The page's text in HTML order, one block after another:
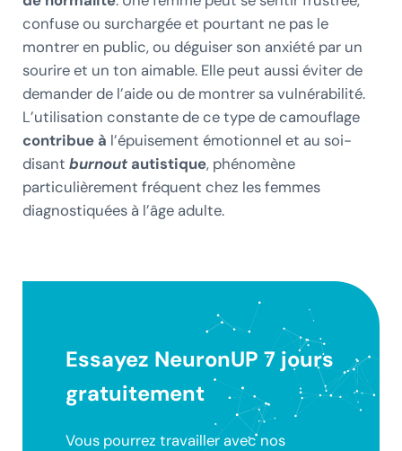
confuse ou surchargée et pourtant ne pas le
montrer en public, ou déguiser son anxiété par un
sourire et un ton aimable. Elle peut aussi éviter de
demander de l’aide ou de montrer sa vulnérabilité.
L’utilisation constante de ce type de camouflage
contribue à l’épuisement émotionnel et au soi-
disant burnoutautistique, phénomène
particulièrement fréquent chez les femmes
diagnostiquées à l’âge adulte.
Essayez NeuronUP 7 jours
gratuitement
Vous pourrez travailler avec nos